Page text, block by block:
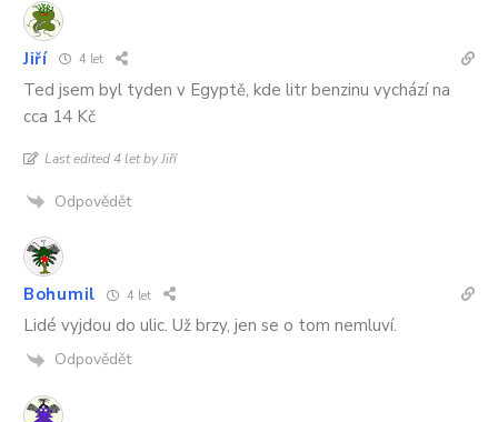
Jiří 4 let
Ted jsem byl tyden v Egyptě, kde litr benzinu vychází na
cca 14 Kč
Last edited 4 let by Jiří
Odpovědět
Bohumil 4 let
Lidé vyjdou do ulic. Už brzy, jen se o tom nemluví.
Odpovědět